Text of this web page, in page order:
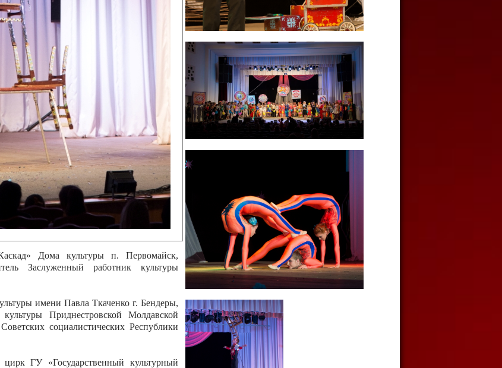
руководители Отличные работники
Республики Алёна Александровна и
Дома культуры с. Делакеу,
Отличный работник культуры
Пётр Петрович Дижмару;
Дома культуры посёлка Красное,
Отличный работник культуры
Анжела Владимировна
«Алегро» Дома детско –юношеского
района, руководитель Хачатурян Юрий
Городской дворец культуры г.
работник культуры Приднестровской
Елистратов;
Дома культуры п. Первомайск,
Заслуженный работник культуры
имени Павла Ткаченко г. Бендеры,
Приднестровской Молдавской
социалистических Республики
цирк ГУ «Государственный культурный